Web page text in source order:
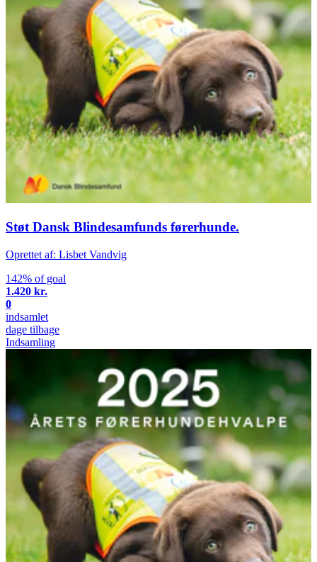
Støt Dansk Blindesamfunds førerhunde.
Oprettet af: Lisbet Vandvig
142% of goal
1.420 kr.
0
indsamlet
dage tilbage
Indsamling